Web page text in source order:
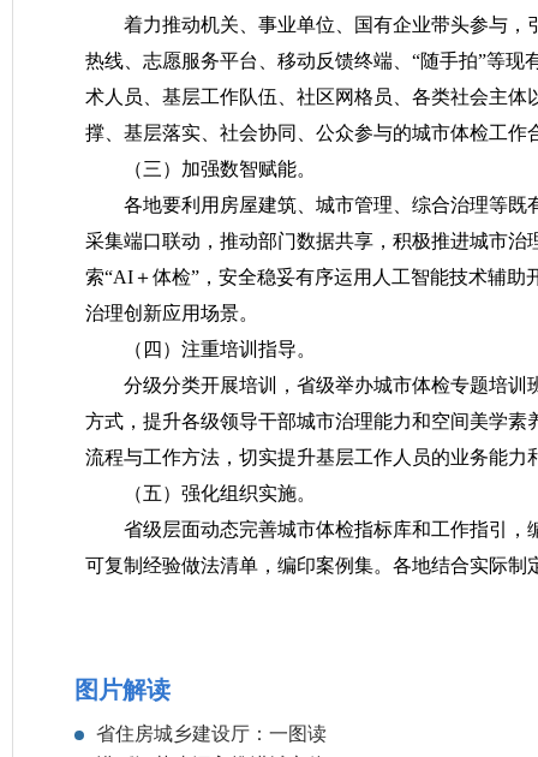
着力推动机关、事业单位、国有企业带头参与，
热线、志愿服务平台、移动反馈终端、“随手拍”等
术人员、基层工作队伍、社区网格员、各类社会主
撑、基层落实、社会协同、公众参与的城市体检工作
（三）加强数智赋能。
各地要利用房屋建筑、城市管理、综合治理等
采集端口联动，推动部门数据共享，积极推进城市
索“AI＋体检”，安全稳妥有序运用人工智能技术辅
治理创新应用场景。
（四）注重培训指导。
分级分类开展培训，省级举办城市体检专题培
方式，提升各级领导干部城市治理能力和空间美学
流程与工作方法，切实提升基层工作人员的业务能
（五）强化组织实施。
省级层面动态完善城市体检指标库和工作指引
可复制经验做法清单，编印案例集。各地结合实际
图片解读
省住房城乡建设厅：一图读